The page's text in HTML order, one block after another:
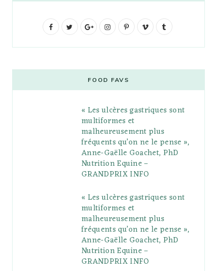
F
b
t
G
g
l
e
P
l
s
I
t
a
g
r
a
m
P
e
r
e
s
V
o
l
r
FOOD FAVS
« Les ulcères gastriques sont
multiformes et
malheureusement plus
fréquents qu’on ne le pense »,
Anne-Gaëlle Goachet, PhD
Nutrition Equine –
GRANDPRIX INFO
« Les ulcères gastriques sont
multiformes et
malheureusement plus
fréquents qu’on ne le pense »,
Anne-Gaëlle Goachet, PhD
Nutrition Equine –
GRANDPRIX INFO